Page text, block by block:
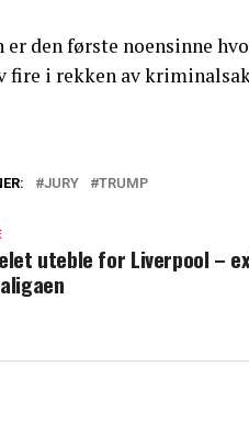
er den første noensinne
fire i rekken av
JURY TRUMP
uteble for Liverpool –